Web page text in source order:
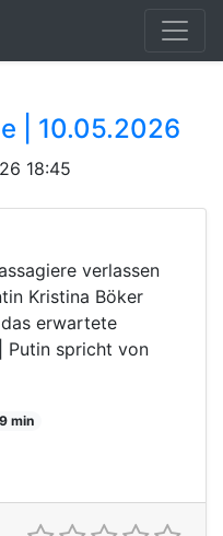
| 10.05.2026
18:45
verlassen
Kristina Böker
erwartete
Putin spricht von
min